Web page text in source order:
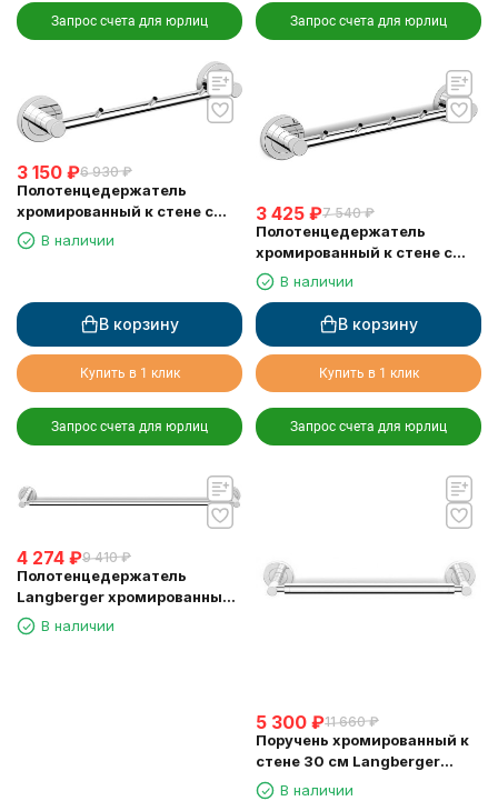
Запрос счета для юрлиц Запрос счета для юрлиц
3 150 ₽6 930 ₽
Полотенцедержатель
хромированный к стене с
тремя крючками Langberger
11033A
В наличии
В корзину
Купить в 1 клик
Запрос счета для юрлиц
3 425 ₽7 540 ₽
Полотенцедержатель
хромированный к стене с
пятью крючками Langberger
11035A
В наличии
В корзину
Купить в 1 клик
Запрос счета для юрлиц
4 274 ₽9 410 ₽
Полотенцедержатель
Langberger хромированный
к стене одинарный 60 см
11001A
В наличии
5 300 ₽11 660 ₽
Поручень хромированный к
стене 30 см Langberger
11056AВ наличии